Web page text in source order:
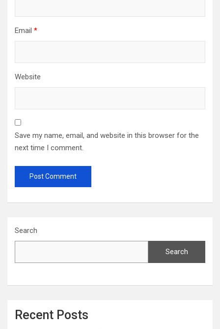
Email *
Website
Save my name, email, and website in this browser for the
next time I comment.
Search
Search
Recent Posts